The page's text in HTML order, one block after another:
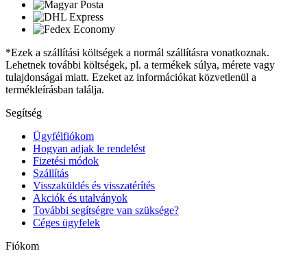
*Ezek a szállítási költségek a normál szállításra vonatkoznak.
Lehetnek további költségek, pl. a termékek súlya, mérete vagy
tulajdonságai miatt. Ezeket az információkat közvetlenül a
termékleírásban találja.
Segítség
Ügyfélfiókom
Hogyan adjak le rendelést
Fizetési módok
Szállítás
Visszaküldés és visszatérítés
Akciók és utalványok
További segítségre van szüksége?
Céges ügyfelek
Fiókom